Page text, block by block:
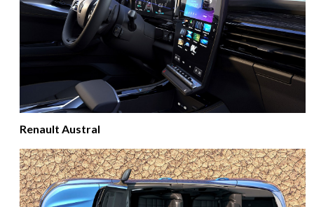
Renault Austral